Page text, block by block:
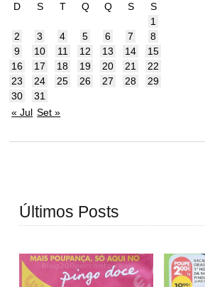
D S T Q Q S
S
1
2
3 4 5 6 7
8
9
10 11 12 13 14
15
16
17 18 19 20 21
22
23
24 25 26 27 28
29
30
31
« Jul Set »
Últimos Posts